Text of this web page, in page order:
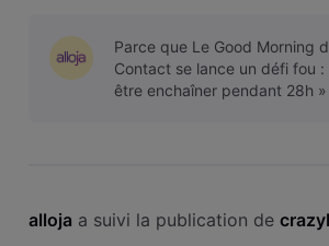
Parce que Le Good Morning
Contact se lance un défi fou
être enchaîner pendant 28h »
alloja a suivi la publication de